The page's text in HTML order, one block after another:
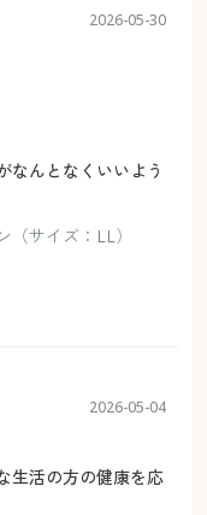
2026-05-30
なんとなくいいよう
サイズ：LL）
2026-05-04
生活の方の健康を応